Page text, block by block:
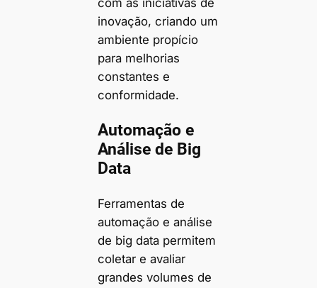
com as iniciativas de
inovação, criando um
ambiente propício
para melhorias
constantes e
conformidade.
Automação e
Análise de Big
Data
Ferramentas de
automação e análise
de big data permitem
coletar e avaliar
grandes volumes de